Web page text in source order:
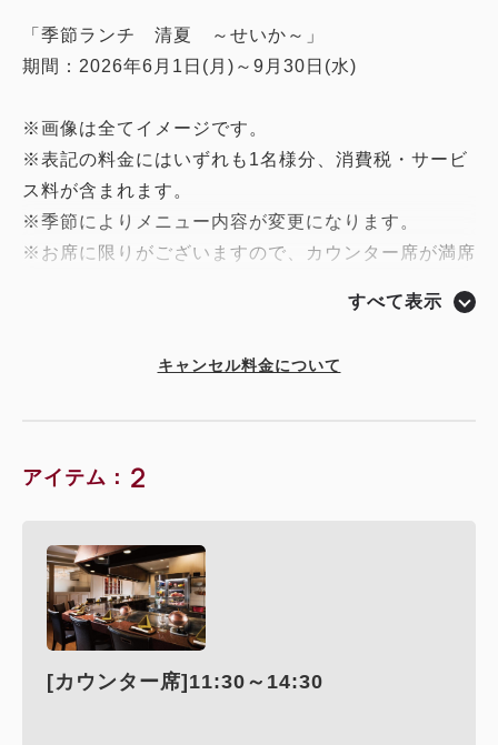
「季節ランチ 清夏 ～せいか～」
期間：2026年6月1日(月)～9月30日(水)
※画像は全てイメージです。
※表記の料金にはいずれも1名様分、消費税・サービ
ス料が含まれます。
※季節によりメニュー内容が変更になります。
※お席に限りがございますので、カウンター席が満席
※テーブル席の場合は出来上がったお料理をお席まで
すべて表示
キャンセル料金について
アイテム： 2
[カウンター席]11:30～14:30